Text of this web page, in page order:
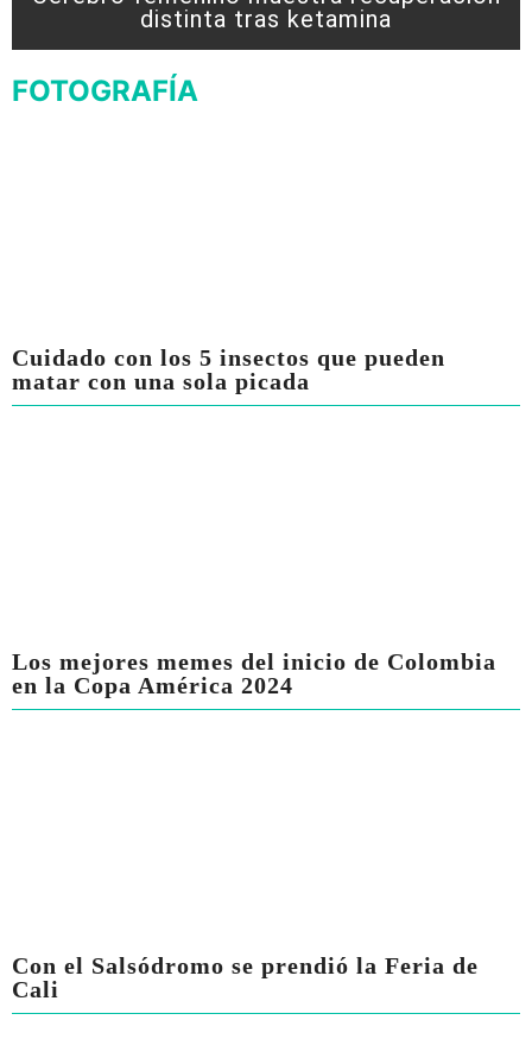
distinta tras ketamina
FOTOGRAFÍA
Cuidado con los 5 insectos que pueden
matar con una sola picada
Los mejores memes del inicio de Colombia
en la Copa América 2024
Con el Salsódromo se prendió la Feria de
Cali